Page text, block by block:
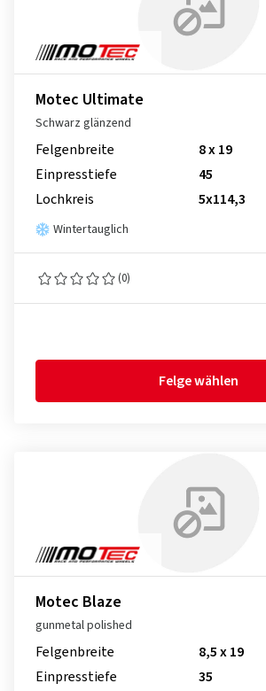
Motec Ultimate
Schwarz glänzend
Felgenbreite
8 x 19
Einpresstiefe
45
Lochkreis
5x114,3
Wintertauglich
(0)
Felge wählen
Motec Blaze
gunmetal polished
Felgenbreite
8,5 x 19
Einpresstiefe
35